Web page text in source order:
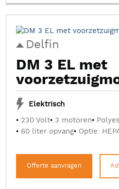
Delfin
DM 3 EL met
Elektrisch
230 Volt 3 motoren
60 liter opvang Optie:
Offerte aanvragen